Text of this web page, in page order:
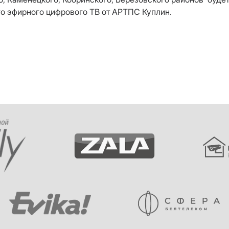
эфирного цифрового ТВ от АРТПС Куплин.